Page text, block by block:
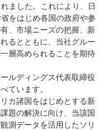
ました。これにより、日
をはじめ各国の政府や参
、市場ニーズの把握、新
るとともに、当社グルー
層高められることを期待
ルディングス代表取締役
ています。
カ諸国をはじめとする新
題の解決に向け、当該国
測データを活用したソリ